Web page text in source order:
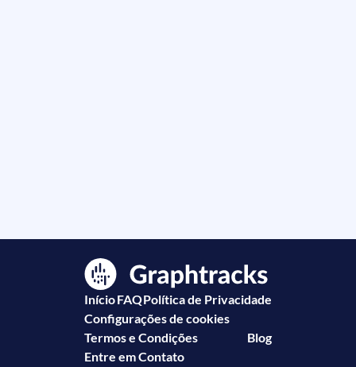
InícioFAQPolítica de Privacidade
Configurações de cookies
Termos e Condições
Blog
Entre em Contato